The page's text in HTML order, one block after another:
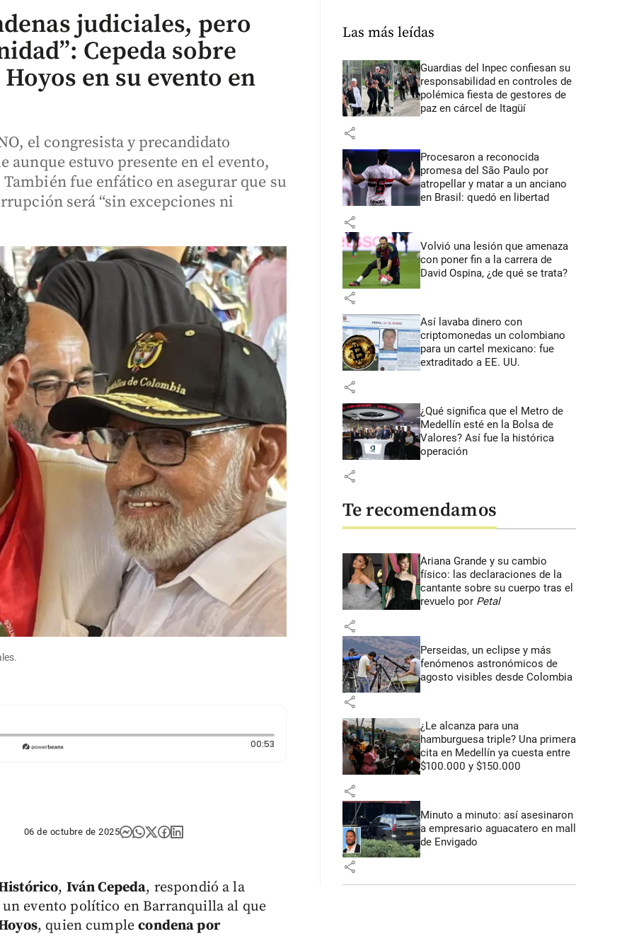
judiciales, pero
Cepeda sobre
en su evento en
el congresista y precandidato
aunque estuvo presente en el evento,
fue enfático en asegurar que su
será “sin excepciones ni
00:53Duración: 53 segundos
06 de octubre de 2025
, Iván Cepeda, respondió a la
evento político en Barranquilla al que
, quien cumplecondena por
Las más leídas
Guardias del Inpec confiesan su
responsabilidad en controles de
polémica fiesta de gestores de
paz en cárcel de Itagüí
share
Procesaron a reconocida
promesa del São Paulo por
atropellar y matar a un anciano
en Brasil: quedó en libertad
share
Volvió una lesión que amenaza
con poner fin a la carrera de
David Ospina, ¿de qué se trata?
share
Así lavaba dinero con
criptomonedas un colombiano
para un cartel mexicano: fue
extraditado a EE. UU.
share
¿Qué significa que el Metro de
Medellín esté en la Bolsa de
Valores? Así fue la histórica
operación
share
Te recomendamos
Ariana Grande y su cambio
físico: las declaraciones de la
cantante sobre su cuerpo tras el
revuelo por Petal
share
Perseidas, un eclipse y más
fenómenos astronómicos de
agosto visibles desde Colombia
share
¿Le alcanza para una
hamburguesa triple? Una primera
cita en Medellín ya cuesta entre
$100.000 y $150.000
share
Minuto a minuto: así asesinaron
a empresario aguacatero en mall
de Envigado
share